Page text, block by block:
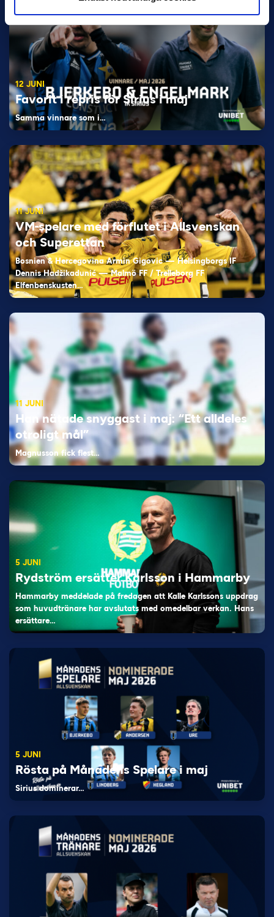
12 JUNI
Favorit i repris för Sirius i maj
Samma vinnare som i…
11 JUNI
VM-spelare med förflutet i Allsvenskan
och Superettan
Bosnien & Hercegovina Armin Gigovic — Helsingborgs IF
Dennis Hadžikadunić — Malmö FF / Trelleborg FF
Elfenbenskusten…
11 JUNI
Han nätade snyggast i maj: “Ett alldeles
otroligt mål”
Magnusson fick flest…
5 JUNI
Rydström ersätter Karlsson i Hammarby
Hammarby meddelade på fredagen att Kalle Karlssons uppdrag
som huvudtränare har avslutats med omedelbar verkan. Hans
ersättare…
5 JUNI
Rösta på Månadens Spelare i maj
Sirius dominerar…